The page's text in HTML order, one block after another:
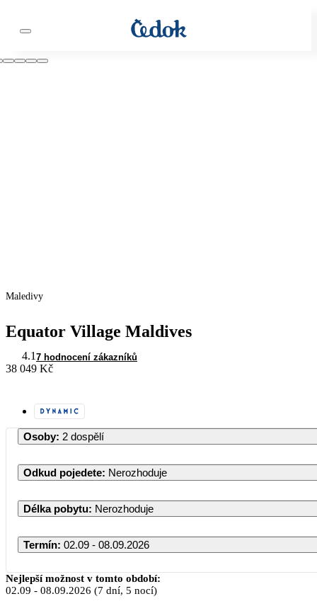
Maledivy
Equator Village Maldives
4.1 7 hodnocení zákazníků
38 049 Kč
Osoby: 2 dospělí
Odkud pojedete: Nerozhoduje
Délka pobytu: Nerozhoduje
Termín: 02.09 - 08.09.2026
Září 2026
Nejlepší možnost v tomto období:
02.09 - 08.09.2026 (7 dní, 5 nocí)